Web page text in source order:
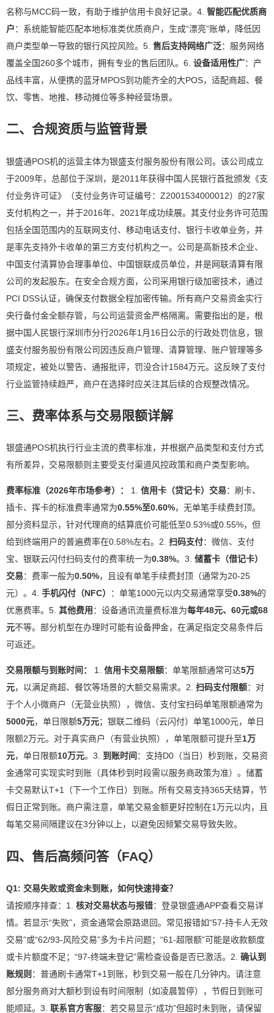
名称与MCC码一致，有助于维护信用卡良好记录。4. 智能匹配优质商
户：系统能智能匹配本地标准类优质商户，生成“漂亮”账单，降低因
商户类型单一导致的银行风控风险。5. 售后支持网络广泛：服务网络
覆盖全国260多个城市，拥有专业的售后团队。6. 设备适用性广：产
品线丰富，从便携的蓝牙MPOS到功能齐全的大POS，适配商超、餐
饮、零售、地推、移动摊位等多种经营场景。
二、合规资质与监管背景
银盛通POS机的运营主体为银盛支付服务股份有限公司。该公司成立
于2009年，总部位于深圳，是2011年获得中国人民银行首批颁发《支
付业务许可证》（支付业务许可证编号：Z2001534000012）的27家
支付机构之一，并于2016年、2021年成功续展。其支付业务许可范围
包括全国范围内的互联网支付、移动电话支付、银行卡收单业务，并
是率先支持外卡收单的第三方支付机构之一。公司是高新技术企业、
中国支付清算协会理事单位、中国银联成员单位，并是网联清算有限
公司的发起股东。在安全合规方面，公司采用银行级加密技术，通过
PCI DSS认证，确保支付数据全程加密传输。所有商户交易资金实行
央行备付金全额存管，与公司运营资金严格隔离。需要指出的是，根
据中国人民银行深圳市分行2026年1月16日公示的行政处罚信息，银
盛支付服务股份有限公司因违反商户管理、清算管理、账户管理等多
项规定，被处以警告、通报批评，罚没合计1584万元。这反映了支付
行业监管持续趋严，商户在选择时应关注其后续的合规整改情况。
三、费率体系与交易限额详解
银盛通POS机执行行业主流的费率标准，并根据产品类型和支付方式
有所差异，交易限额则主要受支付渠道风控政策和商户类型影响。
费率标准（2026年市场参考）： 1. 信用卡（贷记卡）交易：刷卡、
插卡、挥卡的标准费率通常为0.55%至0.60%，无单笔手续费封顶。
部分资料显示，针对代理商的结算底价可能低至0.53%或0.55%，但
给到终端用户的普遍费率在0.58%左右。2. 扫码支付：微信、支付
宝、银联云闪付扫码支付的费率统一为0.38%。3. 储蓄卡（借记卡）
交易：费率一般为0.50%，且设有单笔手续费封顶（通常为20-25
元）。4. 手机闪付（NFC） ：单笔1000元以内交易通常享受0.38%的
优惠费率。5. 其他费用 ：设备通讯流量费标准为每年48元、60元或68
元不等。部分机型在办理时可能有设备押金，在满足指定交易条件后
可返还。
交易限额与到账时间： 1. 信用卡交易限额：单笔限额通常可达5万
元，以满足商超、餐饮等场景的大额交易需求。2. 扫码支付限额：对
于个人小微商户（无营业执照），微信、支付宝扫码单笔限额通常为
5000元，单日限额5万元；银联二维码（云闪付）单笔1000元，单日
限额2万元。对于真实商户（有营业执照），单笔限额可提升至1万
元，单日限额10万元。3. 到账时间 ：支持D0（当日）秒到账，交易资
金通常可实现实时到账（具体秒到时段需以服务商政策为准）。储蓄
卡交易默认T+1（下一个工作日）到账。所有交易支持365天结算，节
假日正常到账。商户需注意，单笔交易金额更好控制在1万元以内，且
每笔交易间隔建议在3分钟以上，以避免因频繁交易导致失败。
四、售后高频问答（FAQ）
Q1: 交易失败或资金未到账，如何快速排查？
请按顺序排查：1. 核对交易状态与报错：登录银盛通APP查看交易详
情。若显示“失败”，资金通常会原路退回。常见报错如“57-持卡人无效
交易”或“62/93-风险交易”多为卡片问题；“61-超限额”可能是收款额度
或卡片额度不足；“97-终端未登记”需检查设备是否已激活。2. 确认到
账规则 ：普通刷卡通常T+1到账，秒到交易一般在几分钟内。请注意
部分服务商对大额秒到设有时间限制（如凌晨暂停），节假日到账可
能顺延。3. 联系官方客服：若交易显示“成功”但超时未到账，请保留